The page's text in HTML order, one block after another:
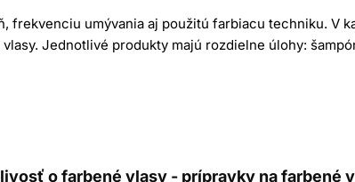
frekvenciu umývania aj použitú farbiacu techniku. V
Jednotlivé produkty majú rozdielne úlohy:
bezoplachová starostlivosť pomáha s úpravou a
o farbené vlasy - prípravky na farbené